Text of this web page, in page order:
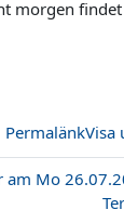
morgen
PermalänkVisa
Mo